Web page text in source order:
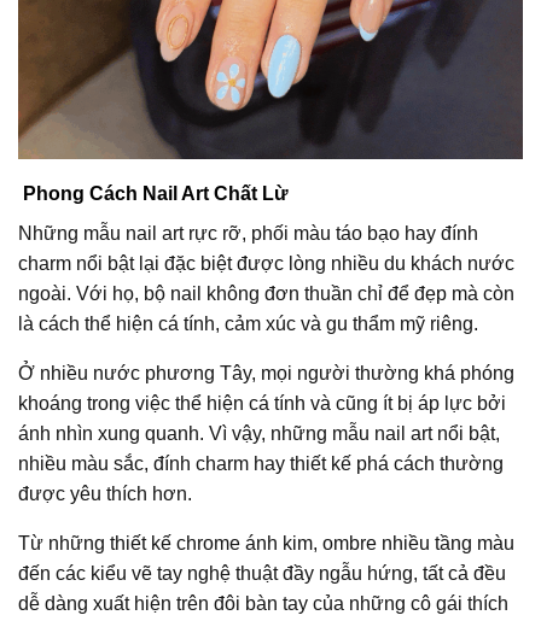
Phong Cách Nail Art Chất Lừ
Những mẫu nail art rực rỡ, phối màu táo bạo hay đính
charm nổi bật lại đặc biệt được lòng nhiều du khách nước
ngoài. Với họ, bộ nail không đơn thuần chỉ để đẹp mà còn
là cách thể hiện cá tính, cảm xúc và gu thẩm mỹ riêng.
Ở nhiều nước phương Tây, mọi người thường khá phóng
khoáng trong việc thể hiện cá tính và cũng ít bị áp lực bởi
ánh nhìn xung quanh. Vì vậy, những mẫu nail art nổi bật,
nhiều màu sắc, đính charm hay thiết kế phá cách thường
được yêu thích hơn.
Từ những thiết kế chrome ánh kim, ombre nhiều tầng màu
đến các kiểu vẽ tay nghệ thuật đầy ngẫu hứng, tất cả đều
dễ dàng xuất hiện trên đôi bàn tay của những cô gái thích